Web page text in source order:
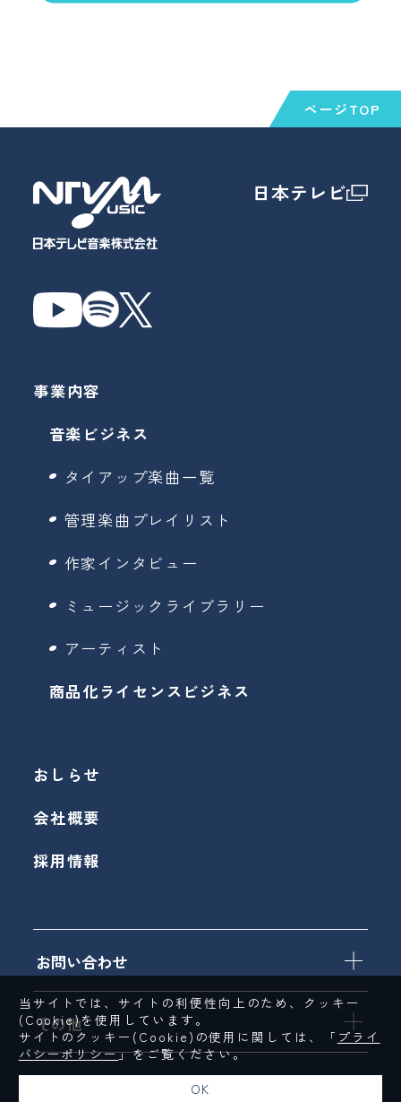
ページTOP
日本テレビ
事業内容
音楽ビジネス
タイアップ楽曲一覧
管理楽曲プレイリスト
作家インタビュー
ミュージックライブラリー
アーティスト
商品化ライセンスビジネス
おしらせ
会社概要
採用情報
お問い合わせ
その他
© Nippon Television Music Corporation｜All Rights Reserved.
当サイトでは、サイトの利便性向上のため、クッキー
(Cookie)を使用しています。
サイトのクッキー(Cookie)の使用に関しては、「 プライ
バシーポリシー」をご覧ください。
OK